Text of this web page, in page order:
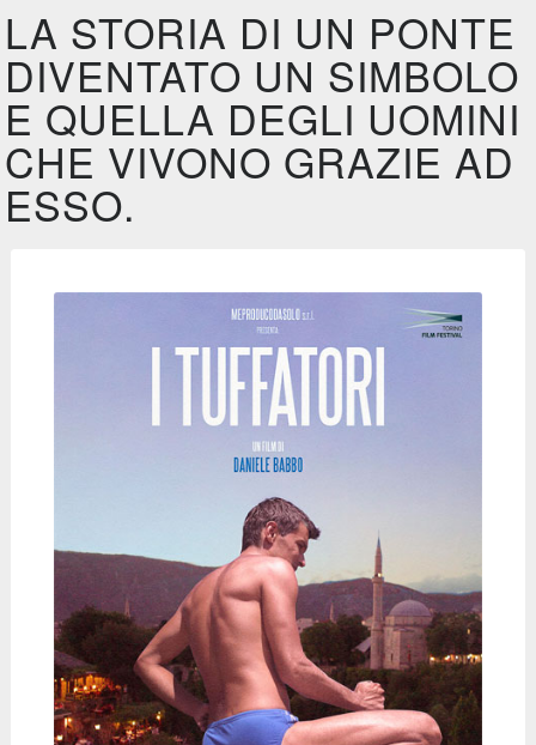
LA STORIA DI UN PONTE
DIVENTATO UN SIMBOLO
E QUELLA DEGLI UOMINI
CHE VIVONO GRAZIE AD
ESSO.